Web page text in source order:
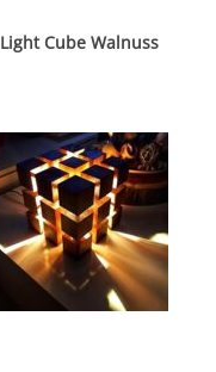
Light Cube Walnuss